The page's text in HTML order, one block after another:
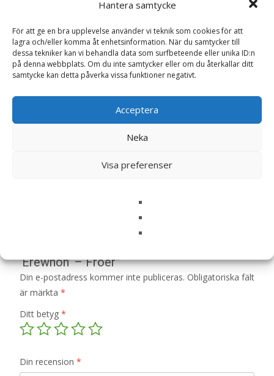
Hantera samtycke
För att ge en bra upplevelse använder vi teknik som cookies för att
lagra och/eller komma åt enhetsinformation. När du samtycker till
dessa tekniker kan vi behandla data som surfbeteende eller unika ID:n
på denna webbplats. Om du inte samtycker eller om du återkallar ditt
samtycke kan detta påverka vissa funktioner negativt.
Acceptera
Neka
Visa preferenser
Läs mera & köp
‘Erewhon’ – Fröer”
Din e-postadress kommer inte publiceras. Obligatoriska fält
är märkta *
Ditt betyg *
Din recension *